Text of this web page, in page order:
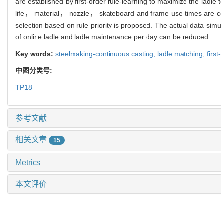
are established by first-order rule-learning to maximize the
life， material， nozzle， skateboard and frame use times are
selection based on rule priority is proposed. The actual data
of online ladle and ladle maintenance per day can be reduced.
Key words: steelmaking-continuous casting, ladle matching,
中图分类号:
TP18
参考文献
相关文章 15
Metrics
本文评价